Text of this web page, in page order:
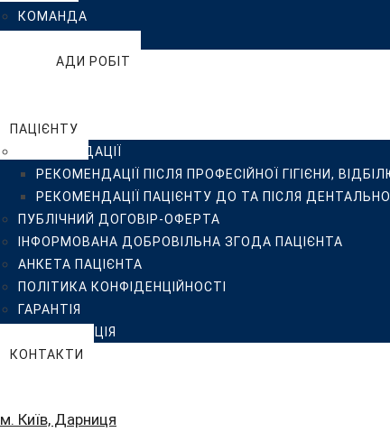
ІНФОРМОВАНА ДОБРОВІЛЬНА ЗГОДА ПАЦІЄНТА
ПОЛІТИКА КОНФІДЕНЦІЙНОСТІ
КОНТАКТИ
КОМАНДА
ПРИКЛАДИ РОБІТ
ПАЦІЄНТУ
РЕКОМЕНДАЦІЇ
РЕКОМЕНДАЦІЇ ПІСЛЯ ПРОФЕСІЙНОЇ ГІГІЄНИ,
РЕКОМЕНДАЦІЇ ПАЦІЄНТУ ДО ТА ПІСЛЯ ДЕНТАЛЬНОЇ
ПУБЛІЧНИЙ ДОГОВІР-ОФЕРТА
ІНФОРМОВАНА ДОБРОВІЛЬНА ЗГОДА ПАЦІЄНТА
АНКЕТА ПАЦІЄНТА
ПОЛІТИКА КОНФІДЕНЦІЙНОСТІ
ГАРАНТІЯ
СТЕРИЛІЗАЦІЯ
КОНТАКТИ
м. Київ, Дарниця